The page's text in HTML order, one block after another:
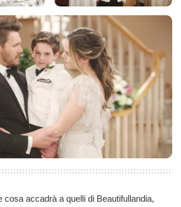
cosa accadrà a quelli di Beautifullandia,